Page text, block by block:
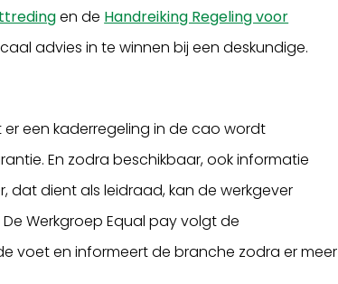
en de Handreiking Regeling voor
advies in te winnen bij een deskundige.
een kaderregeling in de cao wordt
En zodra beschikbaar, ook informatie
dat dient als leidraad, kan de werkgever
Werkgroep Equal pay volgt de
voet en informeert de branche zodra er meer